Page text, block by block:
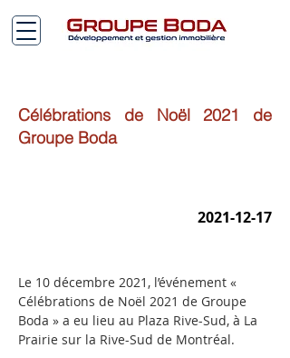
Célébrations de Noël 2021 de
Groupe Boda
2021-12-17
Le 10 décembre 2021, l’événement «
Célébrations de Noël 2021 de Groupe
Boda » a eu lieu au Plaza Rive-Sud, à La
Prairie sur la Rive-Sud de Montréal.